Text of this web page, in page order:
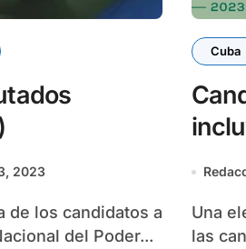
2023
del Poder...
Cuba
Una elevada representatividad caracteriza a
las